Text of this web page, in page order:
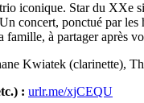
iconique. Star du XXe
concert, ponctué par
à partager après
Kwiatek (clarinette),
: urlr.me/xjCEQU